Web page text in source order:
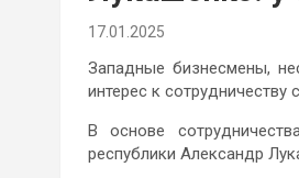
17.01.2025
Западные бизнесмены,
интерес к сотрудничеству
В основе
республики Александр